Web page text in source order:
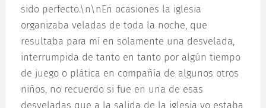
sido perfecto.\n\nEn ocasiones la iglesia
organizaba veladas de toda la noche, que
resultaba para mí en solamente una desvelada,
interrumpida de tanto en tanto por algún tiempo
de juego o plática en compañía de algunos otros
niños, no recuerdo si fue en una de esas
desveladas que a la salida de la iglesia yo estaba